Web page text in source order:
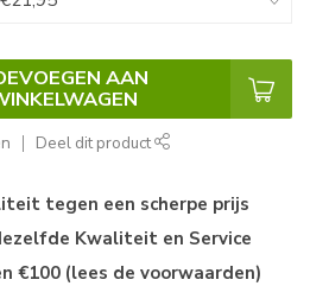
AAN
Deel dit product
tegen een scherpe prijs
Kwaliteit en Service
€100 (lees de voorwaarden)